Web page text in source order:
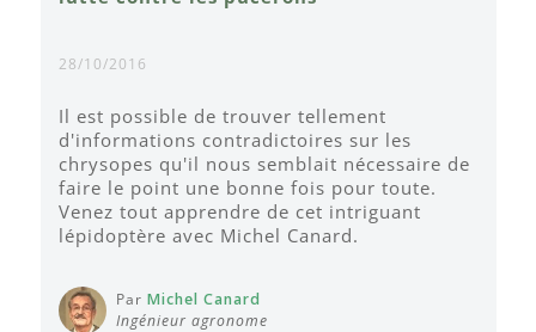
28/10/2016
Il est possible de trouver tellement
d'informations contradictoires sur les
chrysopes qu'il nous semblait nécessaire de
faire le point une bonne fois pour toute.
Venez tout apprendre de cet intriguant
lépidoptère avec Michel Canard.
Par Michel Canard
Ingénieur agronome